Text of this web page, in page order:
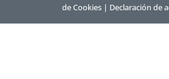
de Cookies | Declaración de